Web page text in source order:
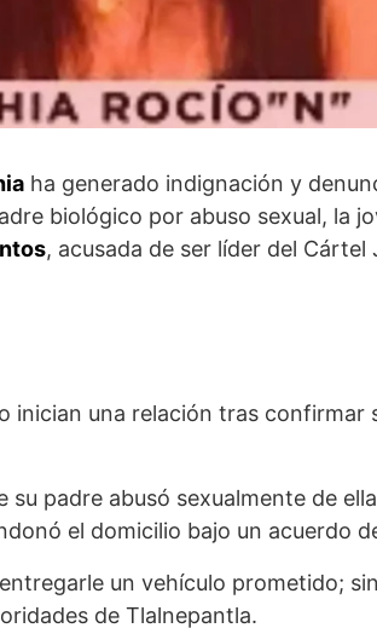
ha generado indignación y
biológico por abuso sexual, la
, acusada de ser líder del Cártel
inician una relación tras confirmar
su padre abusó sexualmente de
el domicilio bajo un acuerdo
un vehículo prometido;
de Tlalnepantla.